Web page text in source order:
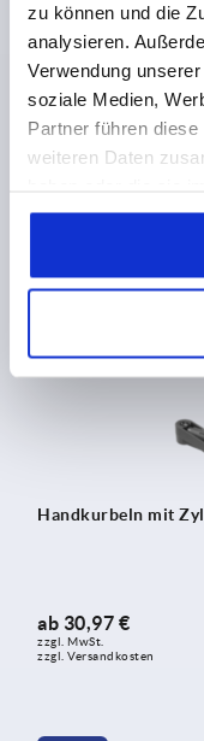
zu können und die
analysieren.
Verwendung
soziale Medien,
Partner führen
weiteren Daten
gesammelt haben.
Handkurbeln
zzgl. Versandkosten
Handkurbeln mit
ab 30,97 €
zzgl. MwSt.
zzgl. Versandkosten